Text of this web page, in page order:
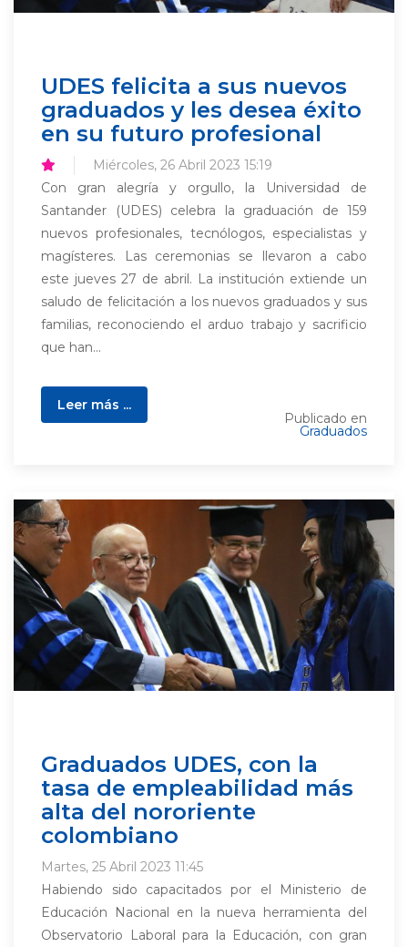
UDES felicita a sus nuevos
graduados y les desea éxito
en su futuro profesional
Miércoles, 26 Abril 2023 15:19
Con gran alegría y orgullo, la Universidad de
Santander (UDES) celebra la graduación de 159
nuevos profesionales, tecnólogos, especialistas y
magísteres. Las ceremonias se llevaron a cabo
este jueves 27 de abril. La institución extiende un
saludo de felicitación a los nuevos graduados y sus
familias, reconociendo el arduo trabajo y sacrificio
que han...
Leer más ...
Publicado en
Graduados
Graduados UDES, con la
tasa de empleabilidad más
alta del nororiente
colombiano
Martes, 25 Abril 2023 11:45
Habiendo sido capacitados por el Ministerio de
Educación Nacional en la nueva herramienta del
Observatorio Laboral para la Educación, con gran